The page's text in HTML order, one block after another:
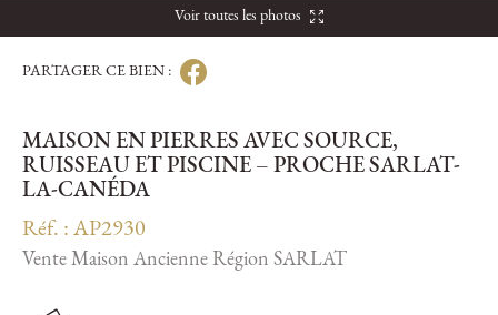
Voir toutes les photos
PARTAGER CE BIEN :
MAISON EN PIERRES AVEC SOURCE,
RUISSEAU ET PISCINE – PROCHE SARLAT-
LA-CANÉDA
Réf. : AP2930
Vente Maison Ancienne Région SARLAT